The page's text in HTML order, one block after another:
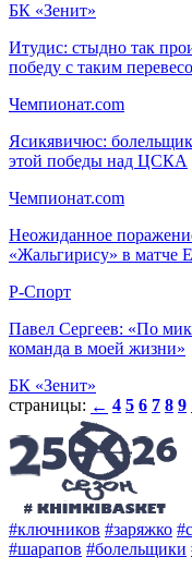
БК «Зенит»
Итудис: стыдно так
победу с таким
Чемпионат.com
Ясикявичюс:
этой победы над ЦСКА
Чемпионат.com
Неожиданное
«Жальгирису» в матче
Р-Спорт
Павел Сергеев: «По
команда в моей жизни»
БК «Зенит»
страницы: ← 4 5 6 7 8 9
#ключников #заряжко
#шарапов #болельщики